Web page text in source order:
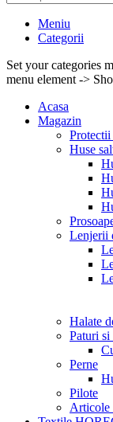
Meniu
Categorii
Set your categories
menu element ->
Acasa
Magazin
Protectii
Huse
Lenjerii
Halate
Paturi
Perne
Pilote
Articole